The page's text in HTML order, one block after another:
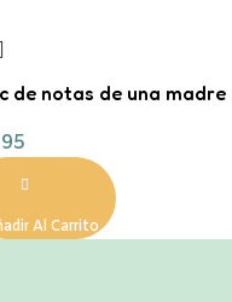
de notas de una madre
Al Carrito